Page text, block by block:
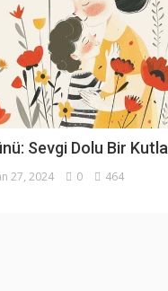
Sevgi Dolu Bir
27, 2024 0 464